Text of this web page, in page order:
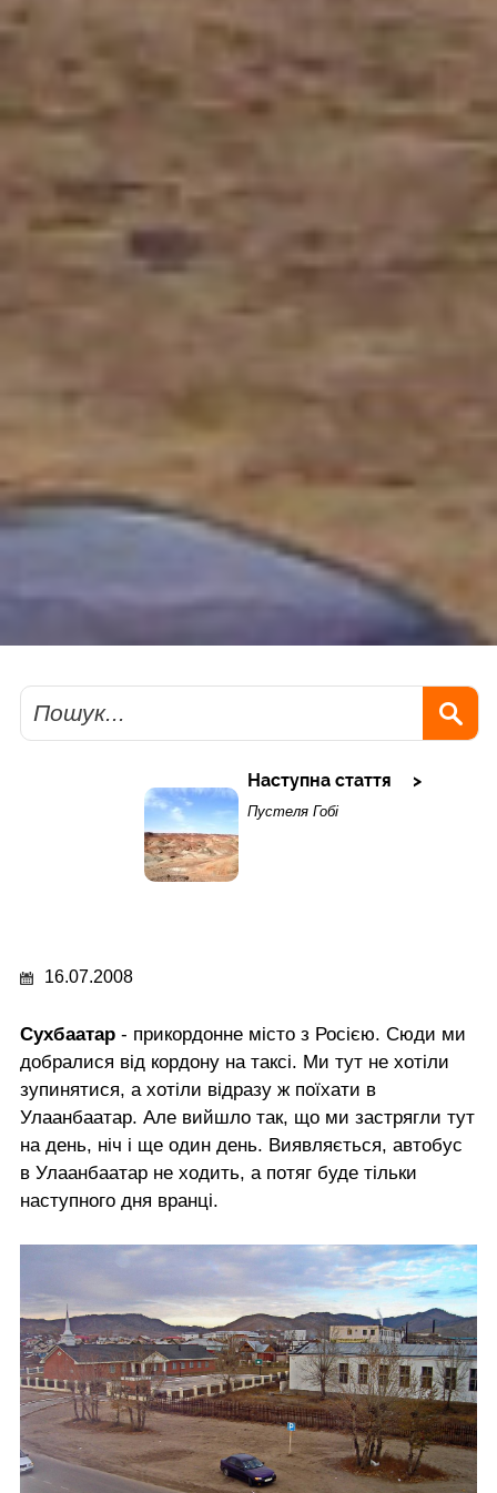
Пошук
Наступна стаття
Пустеля Гобі
16.07.2008
Сухбаатар - прикордонне місто з Росією. Сюди ми
добралися від кордону на таксі. Ми тут не хотіли
зупинятися, а хотіли відразу ж поїхати в
Улаанбаатар. Але вийшло так, що ми застрягли тут
на день, ніч і ще один день. Виявляється, автобус
в Улаанбаатар не ходить, а потяг буде тільки
наступного дня вранці.